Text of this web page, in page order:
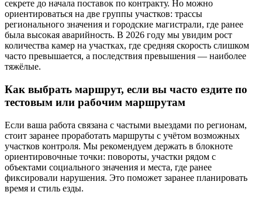
секрете до начала поставок по контракту. Но можно
ориентироваться на две группы участков: трассы
регионального значения и городские магистрали, где ранее
была высокая аварийность. В 2026 году мы увидим рост
количества камер на участках, где средняя скорость слишком
часто превышается, а последствия превышения — наиболее
тяжёлые.
Как выбрать маршрут, если вы часто ездите по
тестовым или рабочим маршрутам
Если ваша работа связана с частыми выездами по регионам,
стоит заранее проработать маршруты с учётом возможных
участков контроля. Мы рекомендуем держать в блокноте
ориентировочные точки: повороты, участки рядом с
объектами социального значения и места, где ранее
фиксировали нарушения. Это поможет заранее планировать
время и стиль езды.